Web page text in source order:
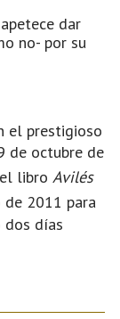
dar
no- por su
el prestigioso
de octubre de
libro Avilés
2011 para
días